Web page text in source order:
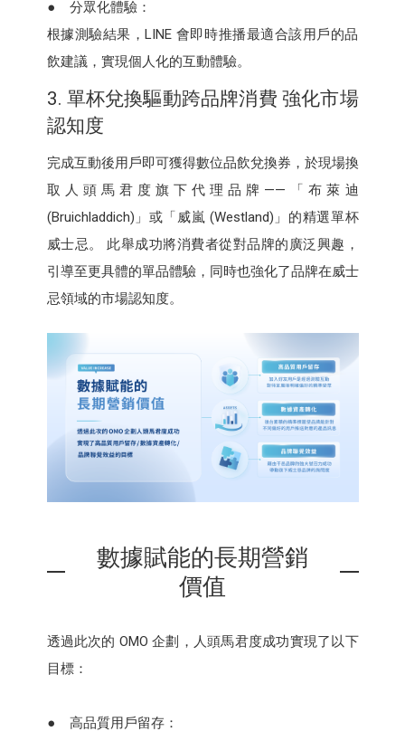
● 分眾化體驗：
根據測驗結果，LINE 會即時推播最適合該用戶的品
飲建議，實現個人化的互動體驗。
3. 單杯兌換驅動跨品牌消費 強化市場
認知度
完成互動後用戶即可獲得數位品飲兌換券，於現場換
取人頭馬君度旗下代理品牌——「布萊迪
(Bruichladdich)」或「威嵐 (Westland)」的精選單杯
威士忌。 此舉成功將消費者從對品牌的廣泛興趣，
引導至更具體的單品體驗，同時也強化了品牌在威士
忌領域的市場認知度。
數據賦能的長期營銷
價值
透過此次的 OMO 企劃，人頭馬君度成功實現了以下
目標：
● 高品質用戶留存：